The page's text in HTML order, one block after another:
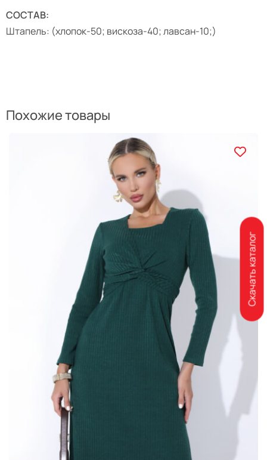
СОСТАВ:
Штапель: (хлопок-50; вискоза-40; лавсан-10;)
Похожие товары
Скачать каталог